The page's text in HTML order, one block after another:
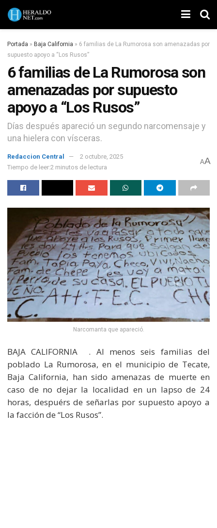
Portada » Baja California » 6 familias de La Rumorosa son amenazadas por
supuesto apoyo a “Los Rusos”
6 familias de La Rumorosa son
amenazadas por supuesto
apoyo a “Los Rusos”
Días después apareció un segundo narcomensaje y
una hielera con vísceras.
Redaccion Central
2 octubre, 2025
Tiempo de leer:2 minutos de lectura
AA
Narcomanta que apareció.
BAJA CALIFORNIA . Al menos seis familias del
poblado La Rumorosa, en el municipio de Tecate,
Baja California, han sido amenazas de muerte en
caso de no dejar la localidad en un lapso de 24
horas, despuérs de señarlas por supuesto apoyo a
la facción de “Los Rusos”.